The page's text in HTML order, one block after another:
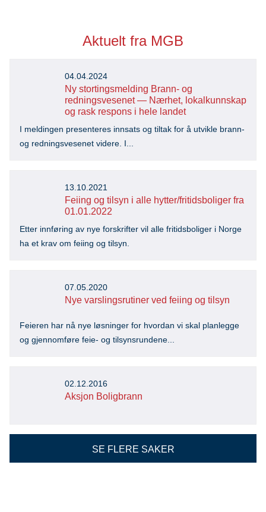
Aktuelt fra MGB
04.04.2024
Ny stortingsmelding Brann- og
redningsvesenet — Nærhet, lokalkunnskap
og rask respons i hele landet
I meldingen presenteres innsats og tiltak for å utvikle brann-
og redningsvesenet videre. I...
13.10.2021
Feiing og tilsyn i alle hytter/fritidsboliger fra
01.01.2022
Etter innføring av nye forskrifter vil alle fritidsboliger i Norge
ha et krav om feiing og tilsyn.
07.05.2020
Nye varslingsrutiner ved feiing og tilsyn
Feieren har nå nye løsninger for hvordan vi skal planlegge
og gjennomføre feie- og tilsynsrundene...
02.12.2016
Aksjon Boligbrann
SE FLERE SAKER